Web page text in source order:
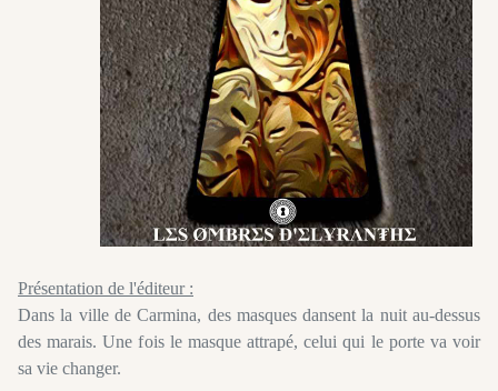
Présentation de l'éditeur :
Dans la ville de Carmina, des masques dansent la nuit au-dessus
des marais. Une fois le masque attrapé, celui qui le porte va voir
sa vie changer.